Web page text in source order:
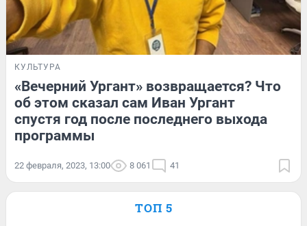
КУЛЬТУРА
«Вечерний Ургант» возвращается? Что
об этом сказал сам Иван Ургант
спустя год после последнего выхода
программы
22 февраля, 2023, 13:00 8 061 41
ТОП 5